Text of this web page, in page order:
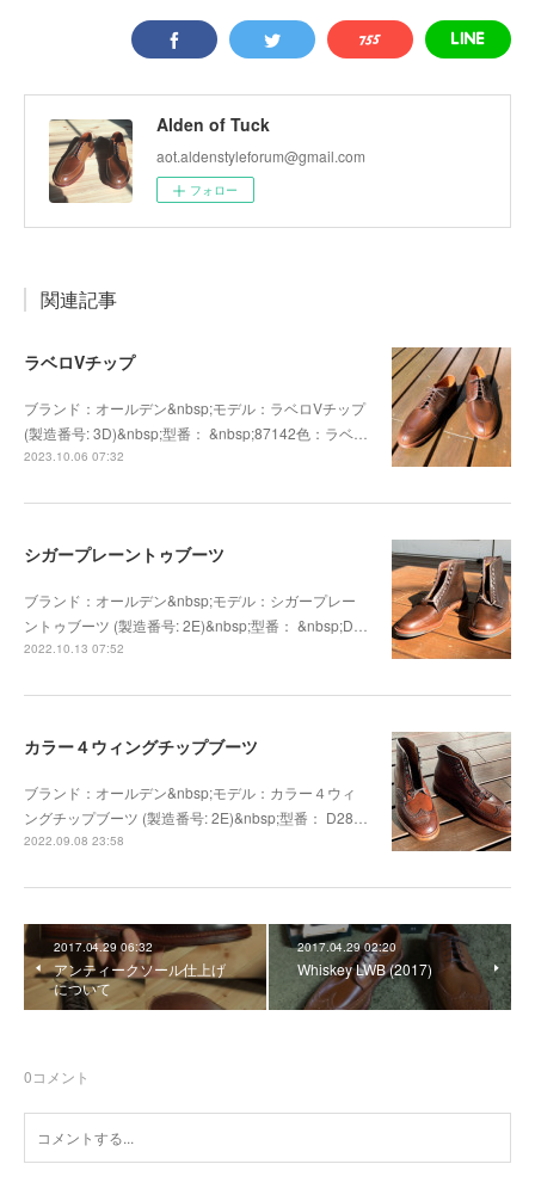
Alden of Tuck
aot.aldenstyleforum@gmail.com
フォロー
関連記事
ラベロVチップ
ブランド：オールデン&nbsp;モデル：ラベロVチップ
(製造番号: 3D)&nbsp;型番： &nbsp;87142色：ラベ…
2023.10.06 07:32
シガープレーントゥブーツ
ブランド：オールデン&nbsp;モデル：シガープレー
ントゥブーツ (製造番号: 2E)&nbsp;型番： &nbsp;D…
2022.10.13 07:52
カラー４ウィングチップブーツ
ブランド：オールデン&nbsp;モデル：カラー４ウィ
ングチップブーツ (製造番号: 2E)&nbsp;型番： D28…
2022.09.08 23:58
2017.04.29 06:32
アンティークソール仕上げ
について
2017.04.29 02:20
Whiskey LWB (2017)
0コメント